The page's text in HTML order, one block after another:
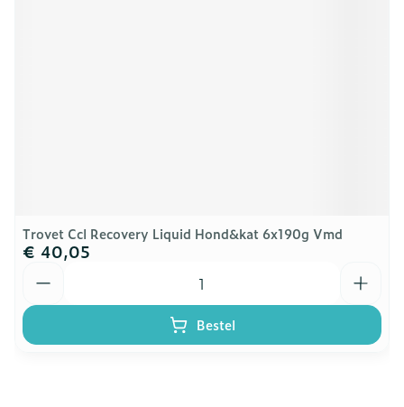
Trovet Ccl Recovery Liquid Hond&kat 6x190g Vmd
€ 40,05
Bestel